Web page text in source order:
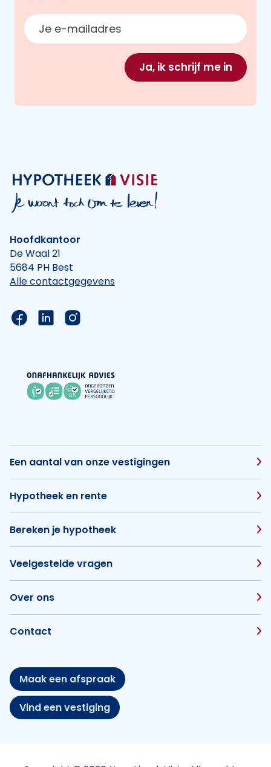
E-mailadres
Ja, ik schrijf me in
Hoofdkantoor
De Waal 21
5684 PH Best
Alle contactgegevens
Link naar de Facebook pagina van Hypotheek
Link naar de LinkedIn pagina van
Link naar de Instagram pagina van
Een aantal van onze vestigingen
Hypotheek en rente
Bereken je hypotheek
Veelgestelde vragen
Over ons
Contact
Maak een afspraak
Vind een vestiging